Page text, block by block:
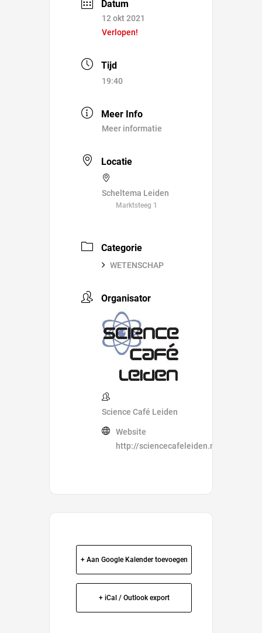
Datum
12 okt 2021
Verlopen!
Tijd
19:40
Meer Info
Meer informatie
Locatie
Scheltema Leiden
Marktsteeg 1
Categorie
WETENSCHAP
Organisator
Science Café Leiden
Website
http://sciencecafeleiden.nl/
+ Aan Google Kalender toevoegen
+ iCal / Outlook export